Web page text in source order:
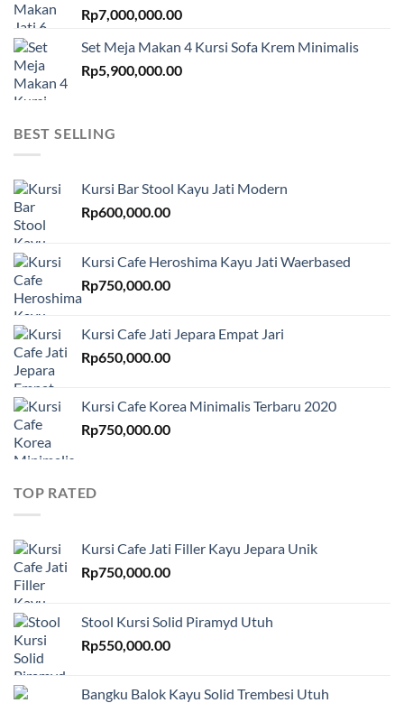
Rp7,000,000.00
Set Meja Makan 4 Kursi Sofa Krem Minimalis
Rp5,900,000.00
BEST SELLING
Kursi Bar Stool Kayu Jati Modern
Rp600,000.00
Kursi Cafe Heroshima Kayu Jati Waerbased
Rp750,000.00
Kursi Cafe Jati Jepara Empat Jari
Rp650,000.00
Kursi Cafe Korea Minimalis Terbaru 2020
Rp750,000.00
TOP RATED
Kursi Cafe Jati Filler Kayu Jepara Unik
Rp750,000.00
Stool Kursi Solid Piramyd Utuh
Rp550,000.00
Bangku Balok Kayu Solid Trembesi Utuh